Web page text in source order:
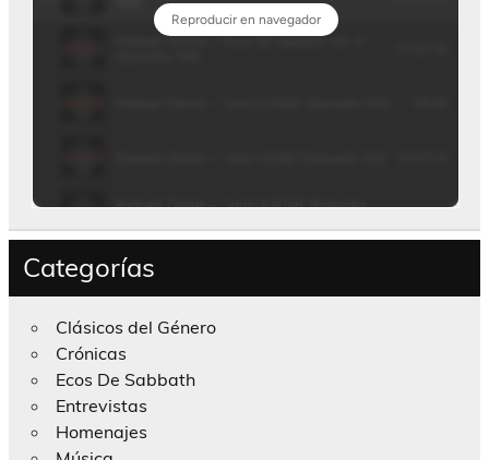
Categorías
Clásicos del Género
Crónicas
Ecos De Sabbath
Entrevistas
Homenajes